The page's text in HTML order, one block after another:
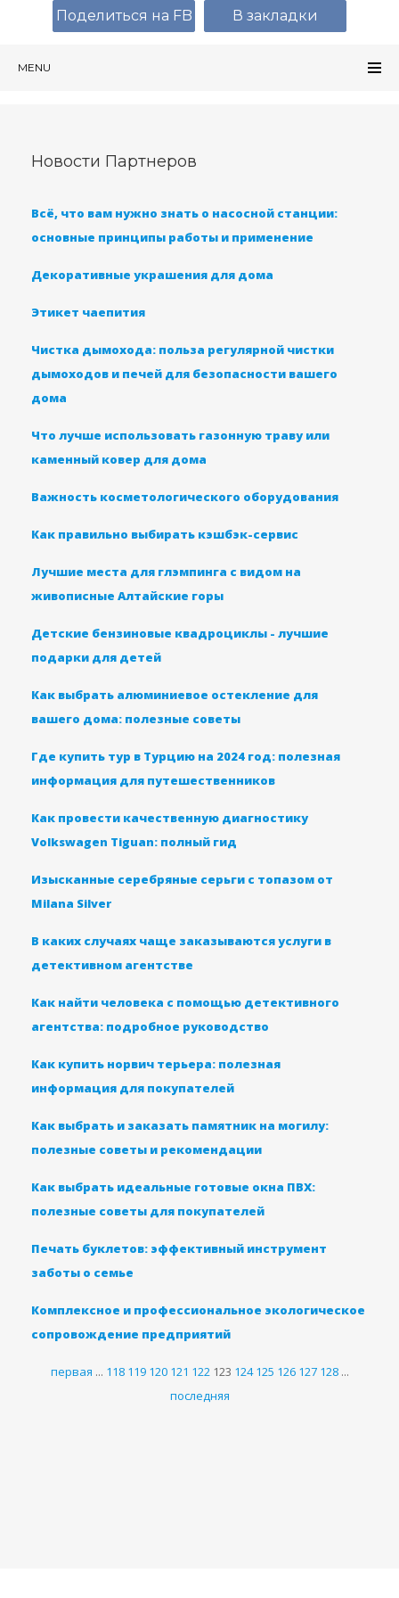
MENU
Новости Партнеров
Всё, что вам нужно знать о насосной станции:
основные принципы работы и применение
Декоративные украшения для дома
Этикет чаепития
Чистка дымохода: польза регулярной чистки
дымоходов и печей для безопасности вашего
дома
Что лучше использовать газонную траву или
каменный ковер для дома
Важность косметологического оборудования
Как правильно выбирать кэшбэк-сервис
Лучшие места для глэмпинга с видом на
живописные Алтайские горы
Детские бензиновые квадроциклы - лучшие
подарки для детей
Как выбрать алюминиевое остекление для
вашего дома: полезные советы
Где купить тур в Турцию на 2024 год: полезная
информация для путешественников
Как провести качественную диагностику
Volkswagen Tiguan: полный гид
Изысканные серебряные серьги с топазом от
Milana Silver
В каких случаях чаще заказываются услуги в
детективном агентстве
Как найти человека с помощью детективного
агентства: подробное руководство
Как купить норвич терьера: полезная
информация для покупателей
Как выбрать и заказать памятник на могилу:
полезные советы и рекомендации
Как выбрать идеальные готовые окна ПВХ:
полезные советы для покупателей
Печать буклетов: эффективный инструмент
заботы о семье
Комплексное и профессиональное экологическое
сопровождение предприятий
первая ... 118 119 120 121 122123 124 125 126 127 128...
последняя
Поделиться на FB В закладки